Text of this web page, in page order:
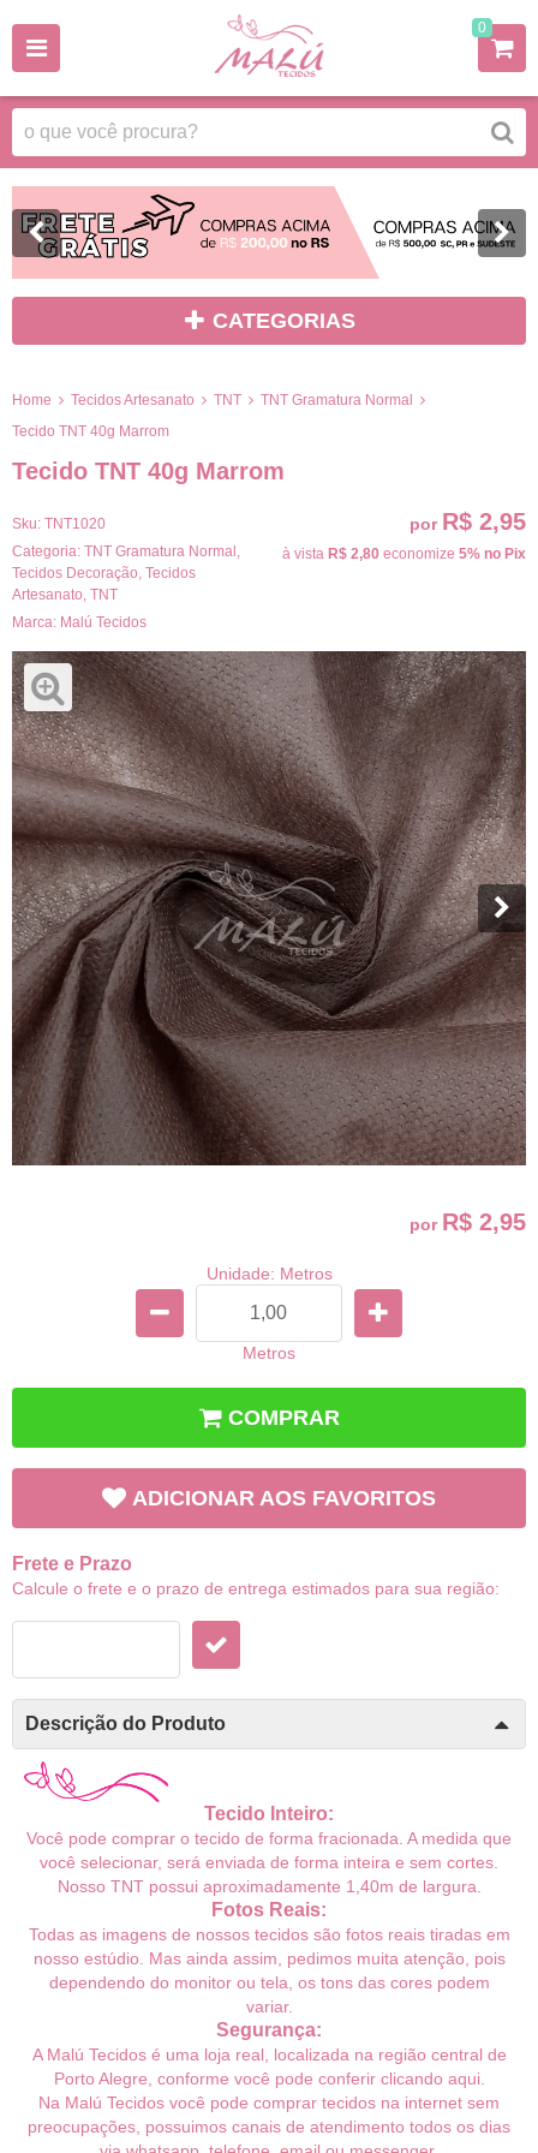
0
CATEGORIAS
Home Tecidos Artesanato TNT
TNT Gramatura Normal
Tecido TNT 40g Marrom
Tecido TNT 40g Marrom
Sku: TNT1020
Categoria: TNT Gramatura Normal
Tecidos Decoração Tecidos
Artesanato TNT
Marca: Malú Tecidos
por R$ 2,95
à vista R$ 2,80 economize 5% no Pix
por R$ 2,95
Unidade: Metros
Metros
COMPRAR
ADICIONAR AOS FAVORITOS
Frete e Prazo
Calcule o frete e o prazo de entrega estimados para sua região:
Descrição do Produto
Tecido Inteiro:
Você pode comprar o tecido de forma fracionada. A medida que
você selecionar, será enviada de forma inteira e sem cortes.
Nosso TNTpossui aproximadamente 1,40m de largura.
Fotos Reais:
Todas as imagens de nossos tecidos são fotos reais tiradas em
nosso estúdio. Mas ainda assim, pedimos muita atenção, pois
dependendo do monitor ou tela, os tons das cores podem
variar.
Segurança:
A Malú Tecidos é uma loja real, localizada na região central de
Porto Alegre, conforme você pode conferir clicando aqui.
Na Malú Tecidos você pode comprar tecidos na internet sem
preocupações, possuimos canais de atendimento todos os dias